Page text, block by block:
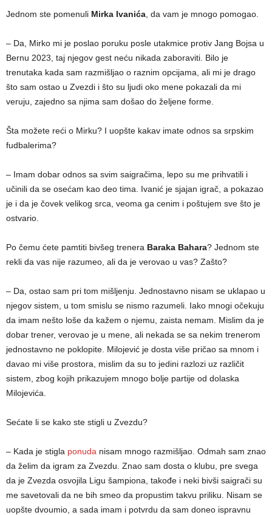
Jednom ste pomenuli Mirka Ivanića , da vam je mnogo pomogao.
– Da, Mirko mi je poslao poruku posle utakmice protiv Jang Bojsa u
Bernu 2023, taj njegov gest neću nikada zaboraviti. Bilo je
trenutaka kada sam razmišljao o raznim opcijama, ali mi je drago
što sam ostao u Zvezdi i što su ljudi oko mene pokazali da mi
veruju, zajedno sa njima sam došao do željene forme.
Šta možete reći o Mirku? I uopšte kakav imate odnos sa srpskim
fudbalerima?
– Imam dobar odnos sa svim saigračima, lepo su me prihvatili i
učinili da se osećam kao deo tima. Ivanić je sjajan igrač, a pokazao
je i da je čovek velikog srca, veoma ga cenim i poštujem sve što je
ostvario.
Po čemu ćete pamtiti bivšeg trenera Baraka Bahara? Jednom ste
rekli da vas nije razumeo, ali da je verovao u vas? Zašto?
– Da, ostao sam pri tom mišljenju. Jednostavno nisam se uklapao u
njegov sistem, u tom smislu se nismo razumeli. Iako mnogi očekuju
da imam nešto loše da kažem o njemu, zaista nemam. Mislim da je
dobar trener, verovao je u mene, ali nekada se sa nekim trenerom
jednostavno ne poklopite. Milojević je dosta više pričao sa mnom i
davao mi više prostora, mislim da su to jedini razlozi uz različit
sistem, zbog kojih prikazujem mnogo bolje partije od dolaska
Milojevića.
Sećate li se kako ste stigli u Zvezdu?
– Kada je stigla ponuda nisam mnogo razmišljao. Odmah sam znao
da želim da igram za Zvezdu. Znao sam dosta o klubu, pre svega
da je Zvezda osvojila Ligu šampiona, takođe i neki bivši saigrači su
me savetovali da ne bih smeo da propustim takvu priliku. Nisam se
uopšte dvoumio, a sada imam i potvrdu da sam doneo ispravnu